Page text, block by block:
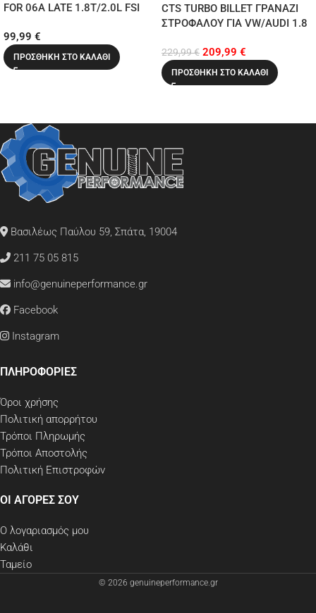
FOR 06A LATE 1.8T/2.0L FSI
99,99 €
ΠΡΟΣΘΉΚΗ ΣΤΟ ΚΑΛΆΘΙ
CTS TURBO BILLET ΓΡΑΝΑΖΙ
ΣΤΡΟΦΑΛΟΥ ΓΙΑ VW/AUDI 1.8
BOLT)
229,99€ 209,99 €
ΠΡΟΣΘΉΚΗ ΣΤΟ ΚΑΛΆΘΙ
Βασιλέως Παύλου 59, Σπάτα, 19004
211 75 05 815
info@genuineperformance.gr
Facebook
Instagram
ΠΛΗΡΟΦΟΡΙΕΣ
Όροι χρήσης
Πολιτική απορρήτου
Τρόποι Πληρωμής
Τρόποι Αποστολής
Πολιτική Επιστροφών
ΟΙ ΑΓΟΡΕΣ ΣΟΥ
Ο λογαριασμός μου
Καλάθι
Ταμείο
© 2026 genuineperformance.gr